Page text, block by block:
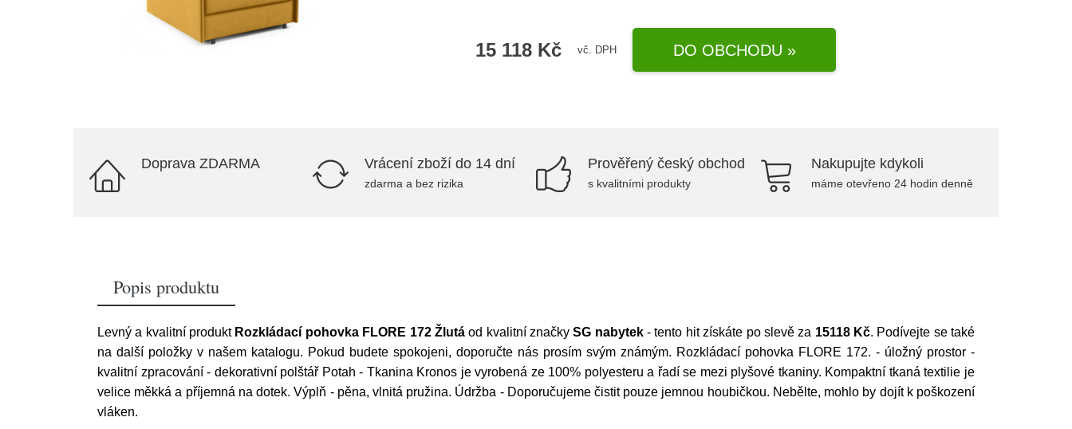
15 118 Kč vč. DPH DO OBCHODU »
Doprava ZDARMA Vrácení zboží do 14 dní
zdarma a bez rizika
Prověřený český obchod
s kvalitními produkty
Nakupujte kdykoli
máme otevřeno 24 hodin denně
Popis produktu
Levný a kvalitní produkt Rozkládací pohovka FLORE 172 Žlutáod kvalitní značkySG nabytek- tento hit získáte po slevě za 15118 Kč. Podívejte se také
na další položky v našem katalogu. Pokud budete spokojeni, doporučte nás prosím svým známým. Rozkládací pohovka FLORE 172. - úložný prostor -
kvalitní zpracování - dekorativní polštář Potah - Tkanina Kronos je vyrobená ze 100% polyesteru a řadí se mezi plyšové tkaniny. Kompaktní tkaná textilie je
velice měkká a příjemná na dotek. Výplň - pěna, vlnitá pružina. Údržba - Doporučujeme čistit pouze jemnou houbičkou. Nebělte, mohlo by dojít k poškození
vláken.